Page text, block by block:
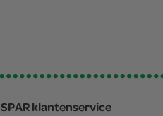
SPAR klantenservice